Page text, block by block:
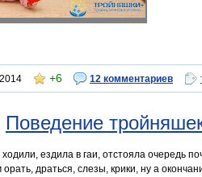
+6 12 комментариев
Поведение
ездила в гаи, отстояла очередь
драться, слезы, крики, ну а